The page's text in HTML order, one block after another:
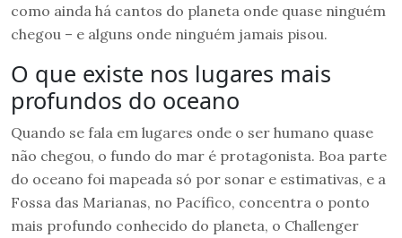
como ainda há cantos do planeta onde quase ninguém
chegou – e alguns onde ninguém jamais pisou.
O que existe nos lugares mais
profundos do oceano
Quando se fala em lugares onde o ser humano quase
não chegou, o fundo do mar é protagonista. Boa parte
do oceano foi mapeada só por sonar e estimativas, e a
Fossa das Marianas, no Pacífico, concentra o ponto
mais profundo conhecido do planeta, o Challenger